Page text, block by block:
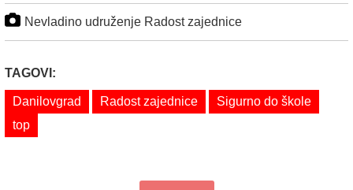
Nevladino udruženje Radost zajednice
TAGOVI:
Danilovgrad Radost zajednice
Sigurno do škole
top